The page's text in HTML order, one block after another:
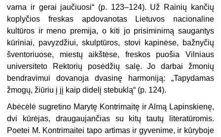
varna ir gerai jaučiuosi“ (p. 123–124). Už Rainių kančių
koplyčios freskas apdovanotas Lietuvos nacionaline
kultūros ir meno premija, o kiti jo prisiminimą saugantys
kūriniai, pavyzdžiui, skulptūros, stovi kapinėse, bažnyčių
šventoriuose, miestų aikštėse, freskos puošia Vilniaus
universiteto Rektorių posėdžių salę. Jo darbai žmonių
bendravimui dovanoja dvasinę harmoniją: „Tapydamas
žmogų, žiūriu į jį kaip didelį stebuklą“ (p. 124).
Abėcėlė sugretino Marytę Kontrimaitę ir Almą Lapinskienę,
dvi kūrėjas, draugaujančias su kitų tautų literatūromis.
Poetei M. Kontrimaitei tapo artimas ir gyvenime, ir kūryboje